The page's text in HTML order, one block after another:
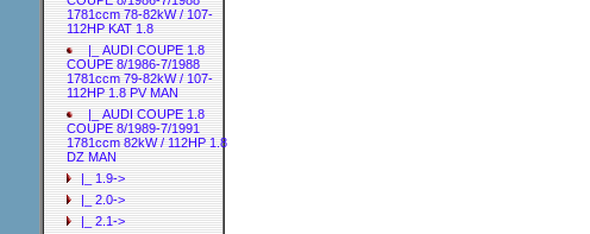
1781ccm 78-82kW / 107-
112HP KAT 1.8
|_ AUDI COUPE 1.8
COUPE 8/1986-7/1988
1781ccm 79-82kW / 107-
112HP 1.8 PV MAN
|_ AUDI COUPE 1.8
COUPE 8/1989-7/1991
1781ccm 82kW / 112HP 1.8
DZ MAN
|_ 1.9->
|_ 2.0->
|_ 2.1->